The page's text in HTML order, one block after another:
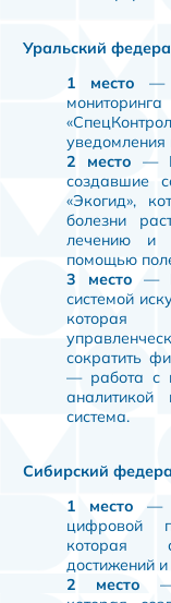
Уральский
1 место —
уведомления
2 место —
создавшие
«Экогид»,
болезни
лечению и
помощью
3 место —
системой
которая
сократить
— работа с
система.
Сибирский
1 место —
цифровой
которая
достижений
2 место —